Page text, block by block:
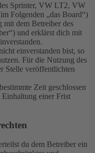
Sprinter, VW LT2, VW
Folgenden „das Board“)
mit dem Betreiber des
und erklärst dich mit
einverstanden bist, so
Für die Nutzung des
Stelle veröffentlichten
Zeit geschlossen
einer Frist
du dem Betreiber ein